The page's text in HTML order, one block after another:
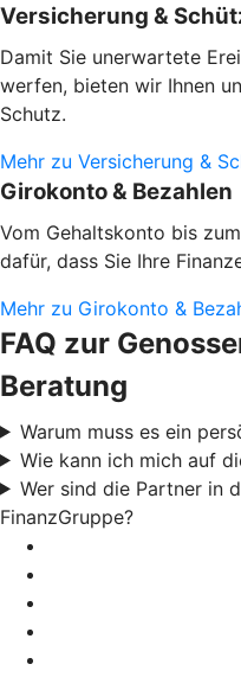
Versicherung &
Damit Sie unerwartete
werfen, bieten wir Ihnen
Schutz.
Mehr zu Versicherung &
Girokonto & Bezahlen
Vom Gehaltskonto bis
dafür, dass Sie Ihre
Mehr zu Girokonto &
FAQ zur
Beratung
Warum muss es ein
Wie kann ich mich auf
Wer sind die Partner in
FinanzGruppe?